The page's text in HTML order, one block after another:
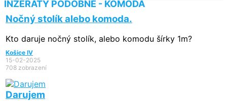
INZERÁTY PODOBNÉ - KOMODA
Nočný stolík alebo komoda.
Kto daruje nočný stolík, alebo komodu šírky 1m?
Košice IV
15-02-2025
708 zobrazení
Darujem